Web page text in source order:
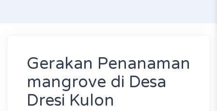
Gerakan Penanaman
mangrove di Desa
Dresi Kulon